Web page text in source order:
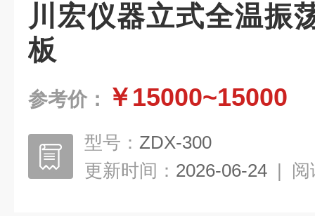
川宏仪器立式全温振
板
参考价： ￥15000~15000
型号： ZDX-300
更新时间： 2026-06-24 | 阅